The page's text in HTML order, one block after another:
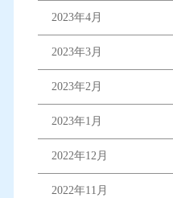
2023年4月
2023年3月
2023年2月
2023年1月
2022年12月
2022年11月